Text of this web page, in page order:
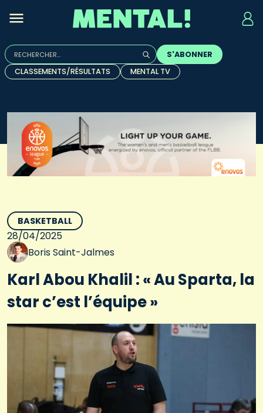
Rechercher :
Quand les résultats de l'auto-complétion sont
S'ABONNER
CLASSEMENTS/RÉSULTATS
MENTAL TV
BASKETBALL
28/04/2025
Boris Saint-Jalmes
Karl Abou Khalil : « Au Sparta, la
star c’est l’équipe »